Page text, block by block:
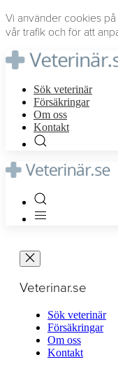
Vi använder cookies
vår trafik och för att
Sök veterinär
Försäkringar
Om oss
Kontakt
Veterinar.se
Sök veterinär
Försäkringar
Om oss
Kontakt